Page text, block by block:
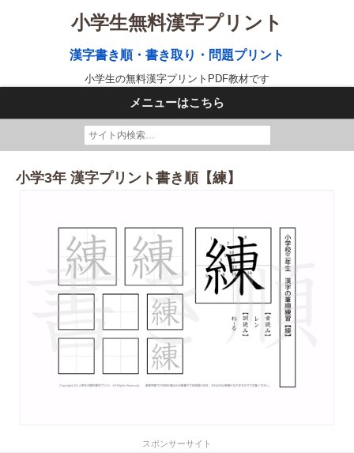
小学生無料漢字プリント
漢字書き順・書き取り・問題プリント
小学生の無料漢字プリントPDF教材です
メニューはこちら
小学3年 漢字プリント書き順【練】
スポンサーサイト